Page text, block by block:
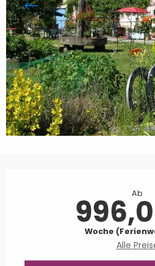
Ab
Woche
Alle